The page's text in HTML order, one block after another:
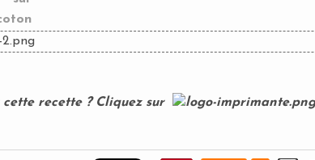
cette recette ? Cliquez sur